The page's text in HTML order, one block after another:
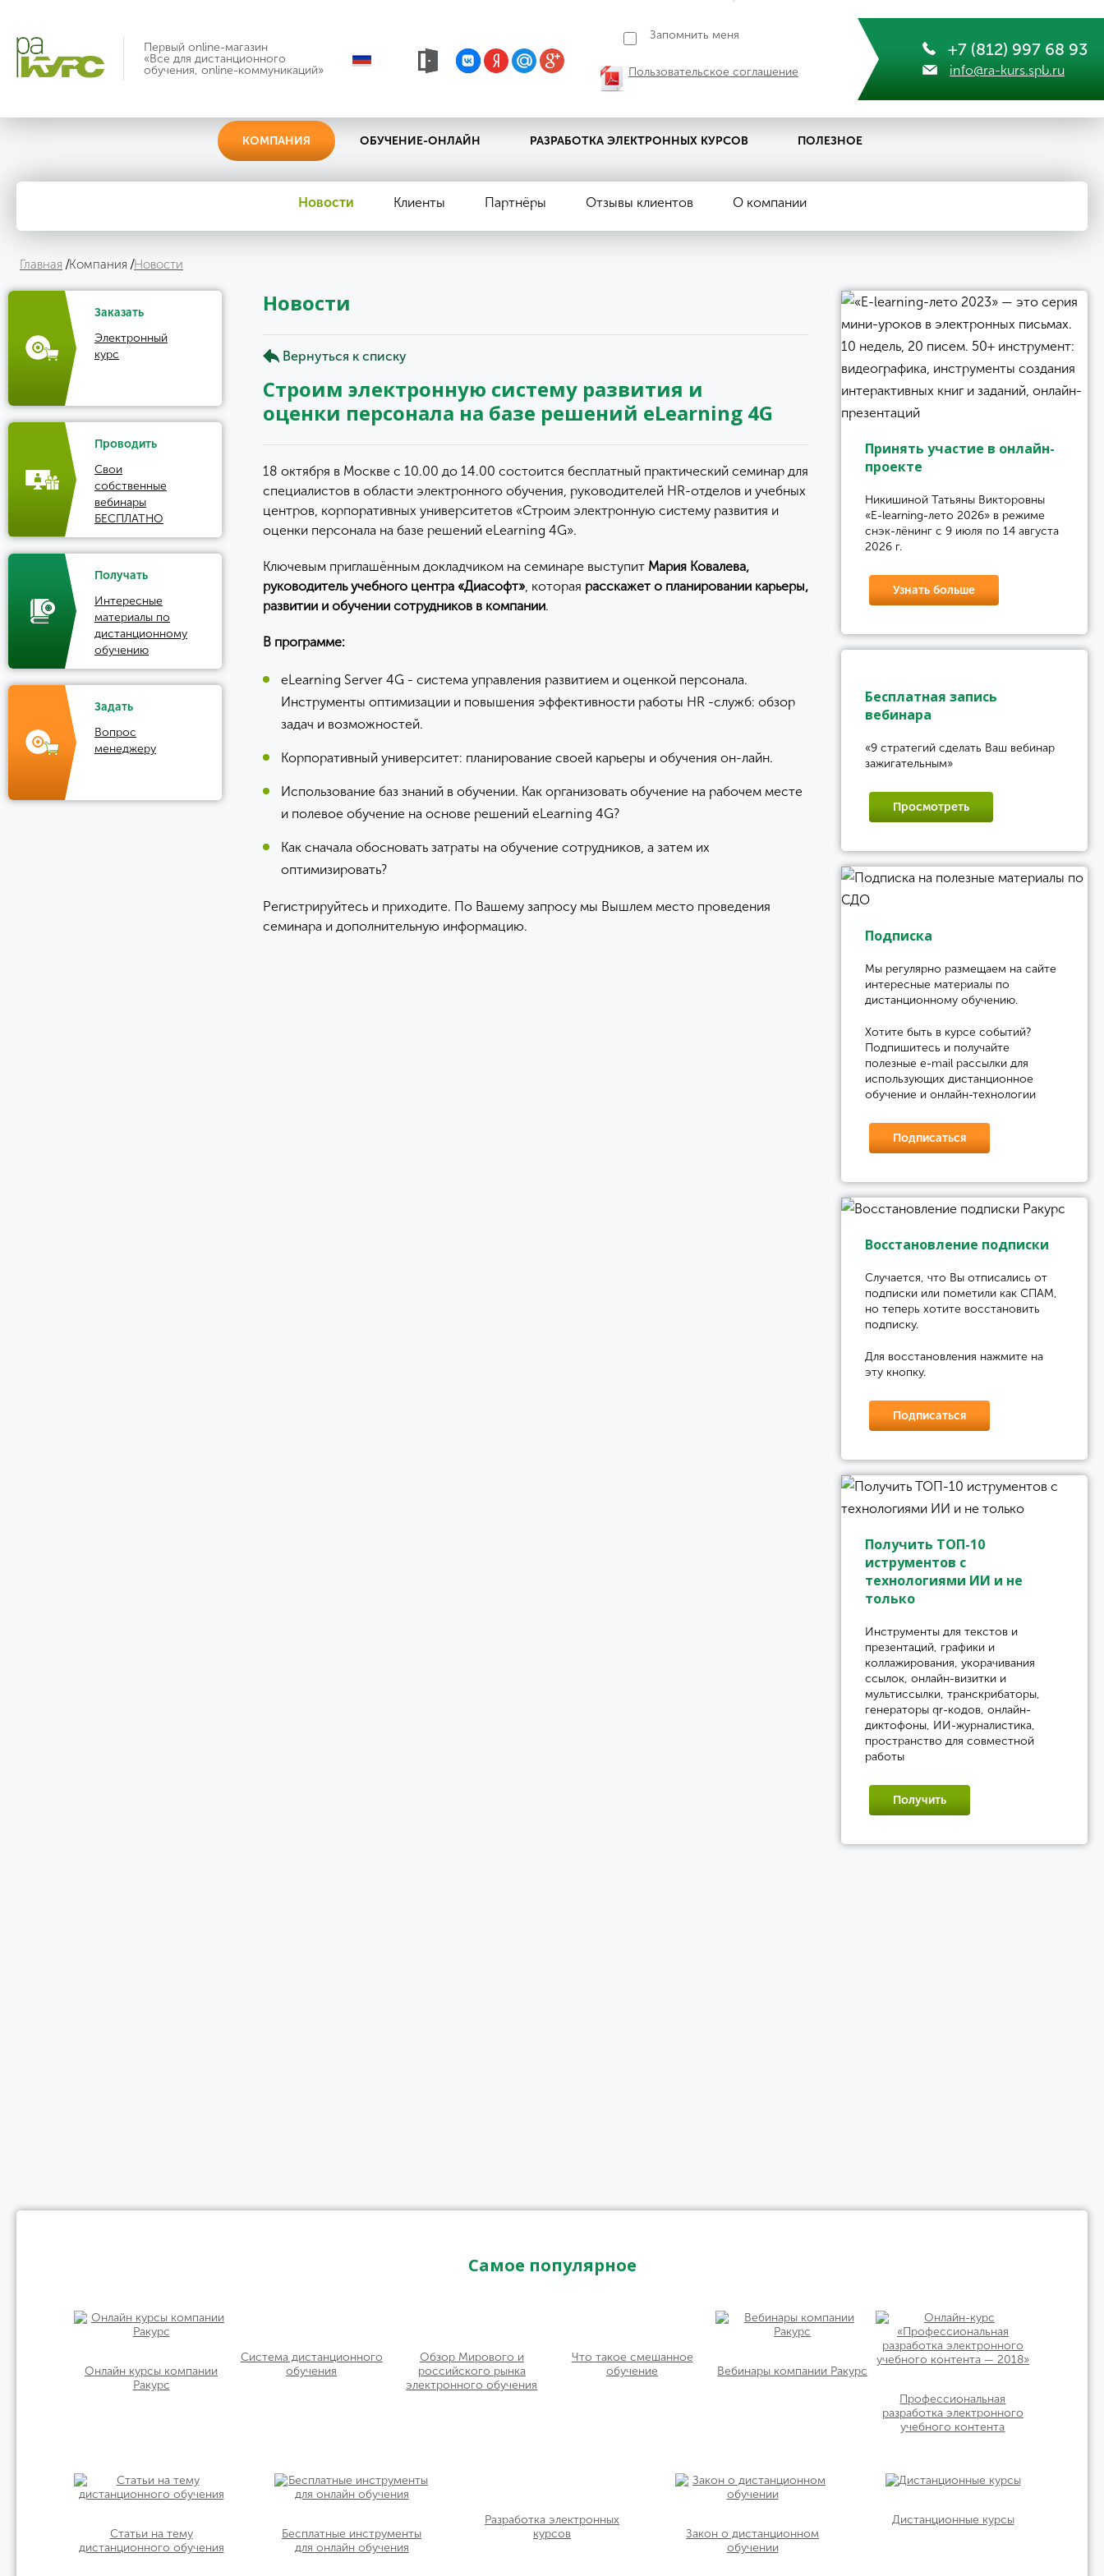
Первый online-магазин
«Все для дистанционного
обучения, online-коммуникаций»
Запомнить меня
Пользовательское соглашение
+7 (812) 997 68 93
info@ra-kurs.spb.ru
КОМПАНИЯ ОБУЧЕНИЕ-ОНЛАЙН РАЗРАБОТКА ЭЛЕКТРОННЫХ КУРСОВ ПОЛЕЗНОЕ
Новости Клиенты Партнёры Отзывы клиентов О компании
Главная Компания Новости
Заказать
Электронный
курс
Проводить
Свои
собственные
вебинары
БЕСПЛАТНО
Получать
Интересные
материалы по
дистанционному
обучению
Задать
Вопрос
менеджеру
Новости
Вернуться к списку
Строим электронную систему развития и
оценки персонала на базе решений eLearning 4G
18 октября в Москве с 10.00 до 14.00 состоится бесплатный практический семинар для
специалистов в области электронного обучения, руководителей HR-отделов и учебных
центров, корпоративных университетов «Строим электронную систему развития и
оценки персонала на базе решений eLearning 4G».
Ключевым приглашённым докладчиком на семинаре выступит Мария Ковалева,
руководитель учебного центра «Диасофт», которая расскажет о планировании карьеры,
развитии и обучении сотрудников в компании.
В программе:
eLearning Server 4G - система управления развитием и оценкой персонала.
Инструменты оптимизации и повышения эффективности работы HR -служб: обзор
задач и возможностей.
Корпоративный университет: планирование своей карьеры и обучения он-лайн.
Использование баз знаний в обучении. Как организовать обучение на рабочем месте
и полевое обучение на основе решений eLearning 4G?
Как сначала обосновать затраты на обучение сотрудников, а затем их
оптимизировать?
Регистрируйтесь и приходите. По Вашему запросу мы Вышлем место проведения
семинара и дополнительную информацию.
Принять участие в онлайн-
проекте
Никишиной Татьяны Викторовны
«E-learning-лето 2026» в режиме
снэк-лёнинг с 9 июля по 14 августа
2026 г.
Узнать больше
Бесплатная запись
вебинара
«9 стратегий сделать Ваш вебинар
зажигательным»
Просмотреть
Подписка
Мы регулярно размещаем на сайте
интересные материалы по
дистанционному обучению.
Хотите быть в курсе событий?
Подпишитесь и получайте
полезные e-mail рассылки для
использующих дистанционное
обучение и онлайн-технологии
Подписаться
Восстановление подписки
Случается, что Вы отписались от
подписки или пометили как СПАМ,
но теперь хотите восстановить
подписку.
Для восстановления нажмите на
эту кнопку.
Подписаться
Получить ТОП-10
иструментов с
технологиями ИИ и не
только
Инструменты для текстов и
презентаций, графики и
коллажирования, укорачивания
ссылок, онлайн-визитки и
мультиссылки, транскрибаторы,
генераторы qr-кодов, онлайн-
диктофоны, ИИ-журналистика,
пространство для совместной
работы
Получить
Самое популярное
Онлайн курсы компании
Ракурс
Система дистанционного
обучения
Обзор Мирового и
российского рынка
электронного обучения
Что такое смешанное
обучение
Вебинары компании Ракурс
Профессиональная
разработка электронного
учебного контента
Статьи на тему
дистанционного обучения
Бесплатные инструменты
для онлайн обучения
Разработка электронных
курсов
Закон о дистанционном
обучении
Дистанционные курсы